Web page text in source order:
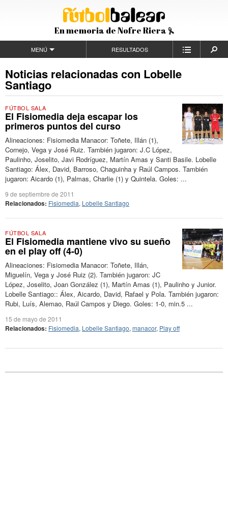
En memoria de Nofre Riera
MENÚ RESULTADOS
Noticias relacionadas con Lobelle
Santiago
FÚTBOL SALA
El Fisiomedia deja escapar los
primeros puntos del curso
Alineaciones: Fisiomedia Manacor: Toñete, Illán (1),
Cornejo, Vega y José Ruiz. También jugaron: J.C López,
Paulinho, Joselito, Javi Rodríguez, Martín Amas y Santi Basile. Lobelle
Santiago: Álex, David, Barroso, Chaguinha y Raúl Campos. También
jugaron: Aicardo (1), Palmas, Charlie (1) y Quintela. Goles: ...
9 de septiembre de 2011
Relacionados: Fisiomedia, Lobelle Santiago
FÚTBOL SALA
El Fisiomedia mantiene vivo su sueño
en el play off (4-0)
Alineaciones: Fisiomedia Manacor: Toñete, Illán,
Miguelín, Vega y José Ruiz (2). También jugaron: JC
López, Joselito, Joan González (1), Martín Amas (1), Paulinho y Junior.
Lobelle Santiago:: Álex, Aicardo, David, Rafael y Pola. También jugaron:
Rubi, Luís, Alemao, Raúl Campos y Diego. Goles: 1-0, min.5 ...
15 de mayo de 2011
Relacionados: Fisiomedia, Lobelle Santiago, manacor, Play off